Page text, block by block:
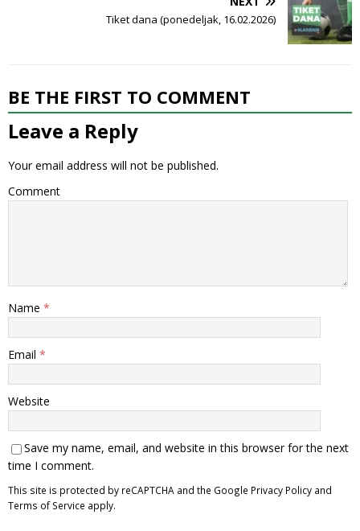
Tiket dana (ponedeljak, 16.02.2026)
BE THE FIRST TO COMMENT
Leave a Reply
Your email address will not be published.
Comment
Name *
Email *
Website
Save my name, email, and website in this browser for the next
time I comment.
This site is protected by reCAPTCHA and the Google Privacy Policy and
Terms of Service apply.